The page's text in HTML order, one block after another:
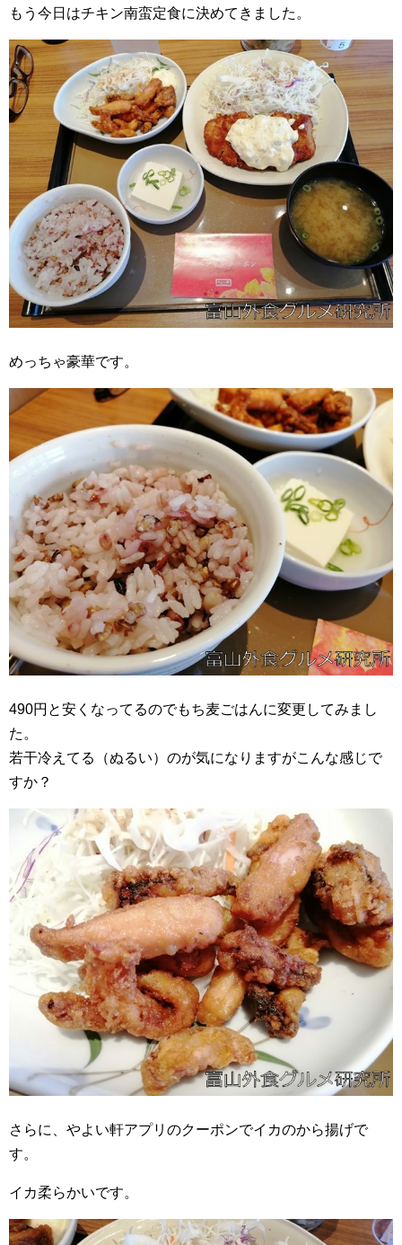
もう今日はチキン南蛮定食に決めてきました。
めっちゃ豪華です。
490円と安くなってるのでもち麦ごはんに変更してみまし
た。
若干冷えてる（ぬるい）のが気になりますがこんな感じで
すか？
さらに、やよい軒アプリのクーポンでイカのから揚げで
す。
イカ柔らかいです。